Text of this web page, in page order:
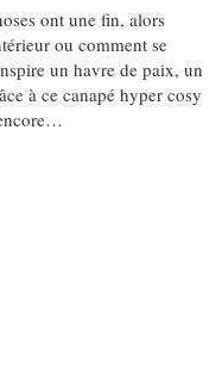
ont une fin, alors
ou comment se
un havre de paix, un
à ce canapé hyper cosy